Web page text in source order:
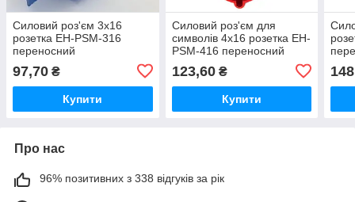
Силовий роз'єм 3х16
розетка EH-PSM-316
переносний
97,70 ₴
Купити
Силовий роз'єм для
символів 4х16 розетка EH-
PSM-416 переносний
123,60₴
Купити
Про нас
96% позитивних з 338 відгуків за рік